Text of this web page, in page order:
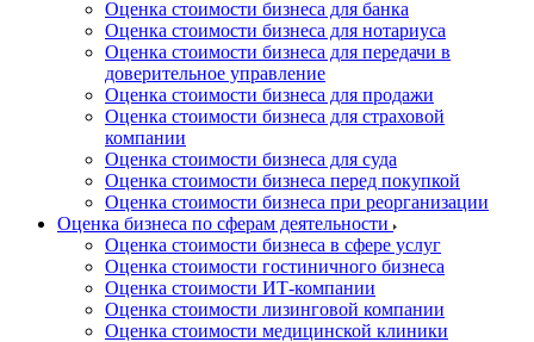
Оценка стоимости бизнеса для банка
Оценка стоимости бизнеса для нотариуса
Оценка стоимости бизнеса для передачи в
доверительное управление
Оценка стоимости бизнеса для продажи
Оценка стоимости бизнеса для страховой
компании
Оценка стоимости бизнеса для суда
Оценка стоимости бизнеса перед покупкой
Оценка стоимости бизнеса при реорганизации
Оценка бизнеса по сферам деятельности
Оценка стоимости бизнеса в сфере услуг
Оценка стоимости гостиничного бизнеса
Оценка стоимости ИТ-компании
Оценка стоимости лизинговой компании
Оценка стоимости медицинской клиники